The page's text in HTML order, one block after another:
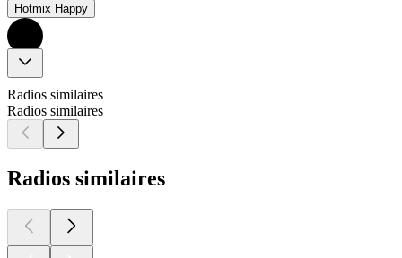
Hotmix Happy
Radios similaires
Radios similaires
Radios similaires